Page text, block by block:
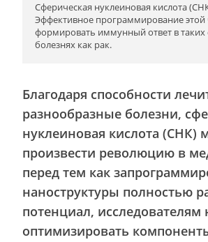
Сферическая нуклеиновая кислота
Эффективное программирование
формировать иммунный ответ в
болезнях как рак.
Благодаря способности
разнообразные болезни,
нуклеиновая кислота (СНК)
произвести революцию в
перед тем как
наноструктуры полностью
потенциал, исследователям
оптимизировать